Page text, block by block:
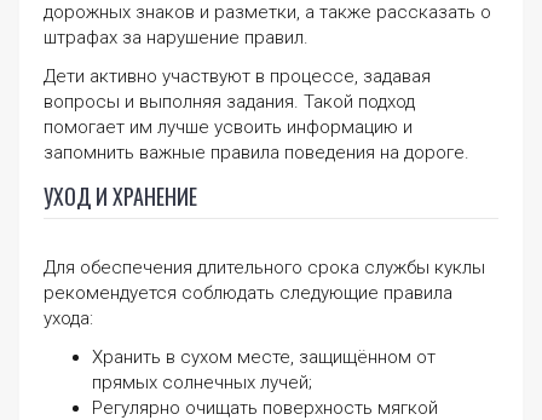
дорожных знаков и разметки, а также рассказать о
штрафах за нарушение правил.
Дети активно участвуют в процессе, задавая
вопросы и выполняя задания. Такой подход
помогает им лучше усвоить информацию и
запомнить важные правила поведения на дороге.
УХОД И ХРАНЕНИЕ
Для обеспечения длительного срока службы куклы
рекомендуется соблюдать следующие правила
ухода:
Хранить в сухом месте, защищённом от
прямых солнечных лучей;
Регулярно очищать поверхность мягкой